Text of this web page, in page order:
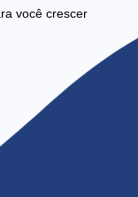
você crescer